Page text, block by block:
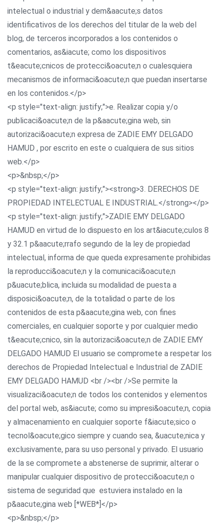
intelectual o industrial y dem&aacute;s datos
identificativos de los derechos del titular de la web del
blog, de terceros incorporados a los contenidos o
comentarios, as&iacute; como los dispositivos
t&eacute;cnicos de protecci&oacute;n o cualesquiera
mecanismos de informaci&oacute;n que puedan insertarse
en los contenidos.</p>
<p style="text-align: justify;">e. Realizar copia y/o
publicaci&oacute;n de la p&aacute;gina web, sin
autorizaci&oacute;n expresa de ZADIE EMY DELGADO
HAMUD , por escrito en este o cualquiera de sus sitios
web.</p>
<p>&nbsp;</p>
<p style="text-align: justify;"><strong>3. DERECHOS DE
PROPIEDAD INTELECTUAL E INDUSTRIAL.</strong></p>
<p style="text-align: justify;">ZADIE EMY DELGADO
HAMUD en virtud de lo dispuesto en los art&iacute;culos 8
y 32.1 p&aacute;rrafo segundo de la ley de propiedad
intelectual, informa de que queda expresamente prohibidas
la reproducci&oacute;n y la comunicaci&oacute;n
p&uacute;blica, incluida su modalidad de puesta a
disposici&oacute;n, de la totalidad o parte de los
contenidos de esta p&aacute;gina web, con fines
comerciales, en cualquier soporte y por cualquier medio
t&eacute;cnico, sin la autorizaci&oacute;n de ZADIE EMY
DELGADO HAMUD El usuario se compromete a respetar los
derechos de Propiedad Intelectual e Industrial de ZADIE
EMY DELGADO HAMUD <br /><br />Se permite la
visualizaci&oacute;n de todos los contenidos y elementos
del portal web, as&iacute; como su impresi&oacute;n, copia
y almacenamiento en cualquier soporte f&iacute;sico o
tecnol&oacute;gico siempre y cuando sea, &uacute;nica y
exclusivamente, para su uso personal y privado. El usuario
de la se compromete a abstenerse de suprimir, alterar o
manipular cualquier dispositivo de protecci&oacute;n o
sistema de seguridad que estuviera instalado en la
p&aacute;gina web [*WEB*]</p>
<p>&nbsp;</p>